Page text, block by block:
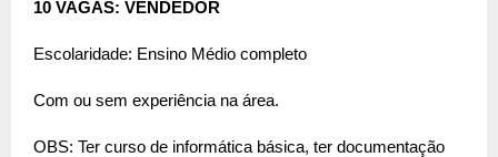
10 VAGAS: VENDEDOR
Escolaridade: Ensino Médio completo
Com ou sem experiência na área.
OBS: Ter curso de informática básica, ter documentação